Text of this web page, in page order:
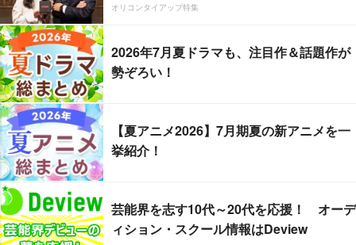
オリコンタイアップ特集
2026年7月夏ドラマも、注目作＆話題作が
勢ぞろい！
【夏アニメ2026】7月期夏の新アニメを一
挙紹介！
芸能界を志す10代～20代を応援！ オーデ
ィション・スクール情報はDeview